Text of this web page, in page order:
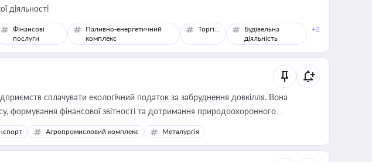
діяльності
Фінансові
послуги
Паливно-енергетичний
комплекс
Торгівля
Будівельна
діяльність
+2
сплачувати екологічний податок за забруднення довкілля. Вона
формування фінансової звітності та дотримання природоохоронного
Агропромисловий комплекс Металургія